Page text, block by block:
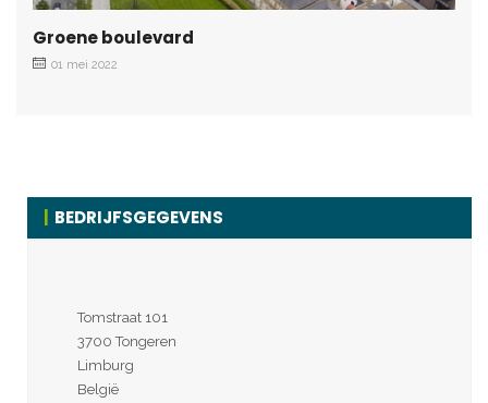
Groene boulevard
01 mei 2022
BEDRIJFSGEGEVENS
Tomstraat 101
3700 Tongeren
Limburg
België